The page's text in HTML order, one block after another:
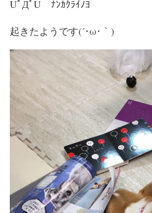
UﾟДﾟU ﾅﾝｶｸﾗｲﾉﾖ
起きたようです(´･ω･｀)